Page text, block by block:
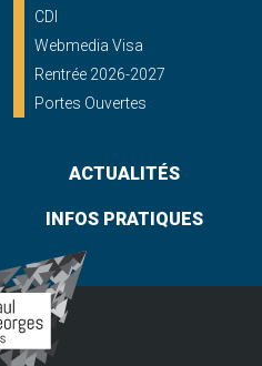
CDI
Webmedia Visa
Rentrée 2026-2027
Portes Ouvertes
ACTUALITÉS
INFOS PRATIQUES